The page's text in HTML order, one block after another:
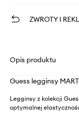
ZWROTY I
Opis produktu
Guess legginsy
Legginsy z kolekcji
optymalnej